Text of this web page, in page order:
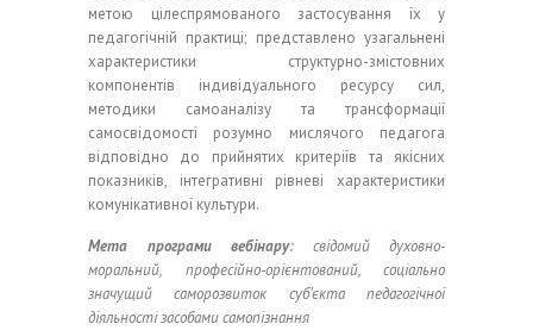
метою цілеспрямованого застосування їх у
педагогічній практиці; представлено узагальнені
характеристики структурно-змістовних
компонентів індивідуального ресурсу сил,
методики самоаналізу та трансформації
самосвідомості розумно мислячого педагога
відповідно до прийнятих критеріїв та якісних
показників, інтегративні рівневі характеристики
комунікативної культури.
Мета програми вебінару: свідомий духовно-
моральний, професійно-орієнтований, соціально
значущий саморозвиток суб’єкта педагогічної
діяльності засобами самопізнання